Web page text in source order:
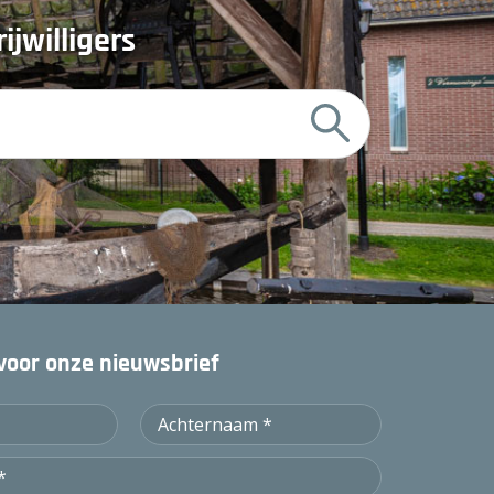
Z
o
e
k
:
onze nieuwsbrief